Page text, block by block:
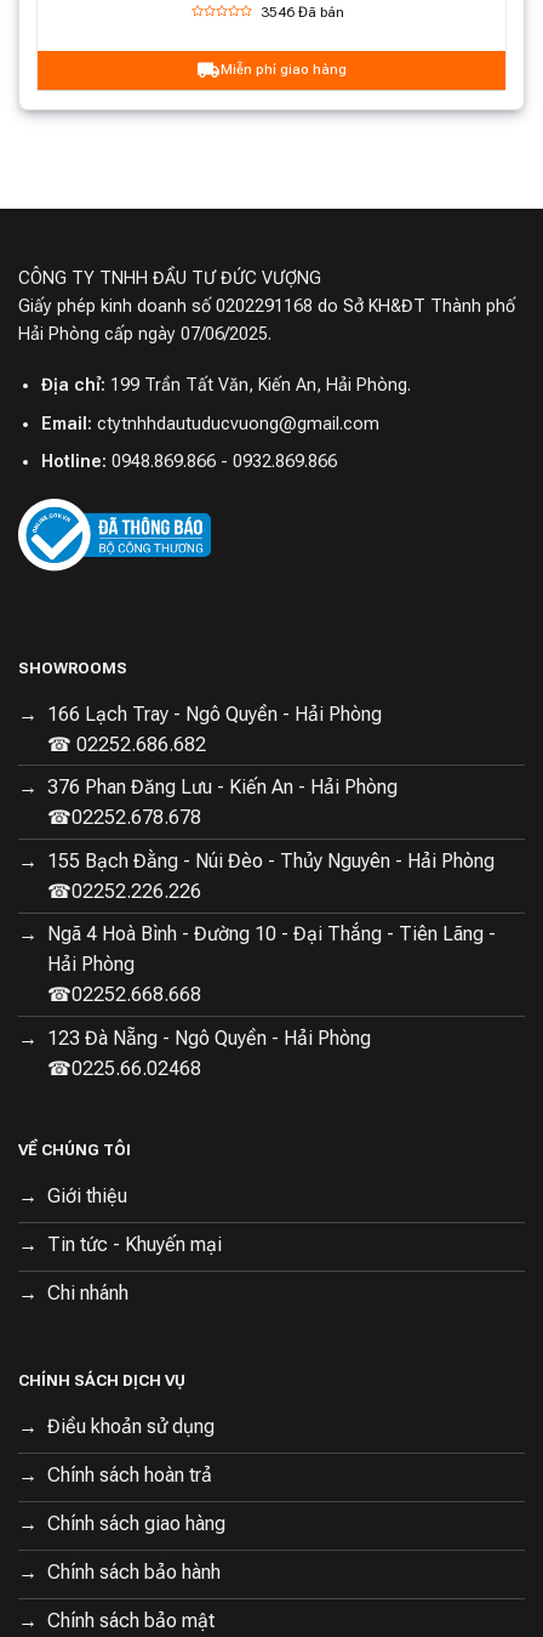
3546 Đã bán
Miễn phí giao hàng
CÔNG TY TNHH ĐẦU TƯ ĐỨC VƯỢNG
Giấy phép kinh doanh số 0202291168 do Sở KH&ĐT Thành phố
Hải Phòng cấp ngày 07/06/2025.
Địa chỉ: 199 Trần Tất Văn, Kiến An, Hải Phòng.
Email: ctytnhhdautuducvuong@gmail.com
Hotline: 0948.869.866 - 0932.869.866
SHOWROOMS
166 Lạch Tray - Ngô Quyền - Hải Phòng
☎ 02252.686.682
376 Phan Đăng Lưu - Kiến An - Hải Phòng
☎02252.678.678
155 Bạch Đằng - Núi Đèo - Thủy Nguyên - Hải Phòng
☎02252.226.226
Ngã 4 Hoà Bình - Đường 10 - Đại Thắng - Tiên Lãng -
Hải Phòng
☎02252.668.668
123 Đà Nẵng - Ngô Quyền - Hải Phòng
☎0225.66.02468
VỀ CHÚNG TÔI
Giới thiệu
Tin tức - Khuyến mại
Chi nhánh
CHÍNH SÁCH DỊCH VỤ
Điều khoản sử dụng
Chính sách hoàn trả
Chính sách giao hàng
Chính sách bảo hành
Chính sách bảo mật